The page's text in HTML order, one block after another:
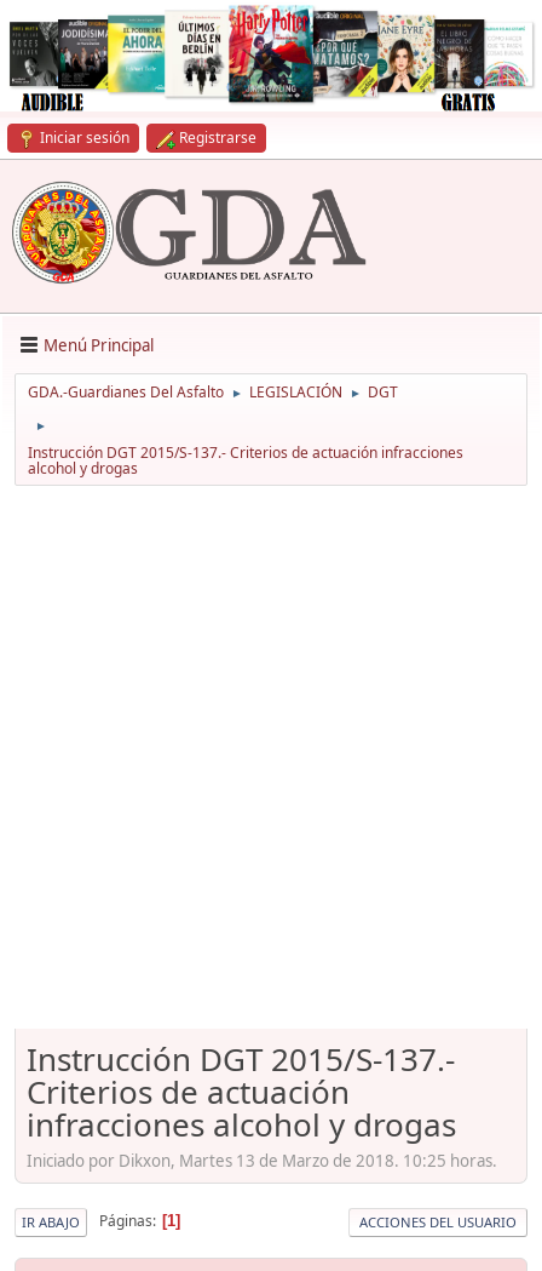
Iniciar sesión Registrarse
Menú Principal
GDA.-Guardianes Del Asfalto ► LEGISLACIÓN ► DGT
►
Instrucción DGT 2015/S-137.- Criterios de actuación infracciones
alcohol y drogas
Instrucción DGT 2015/S-137.-
Criterios de actuación
infracciones alcohol y drogas
Iniciado por Dikxon, Martes 13 de Marzo de 2018. 10:25 horas.
IR ABAJO Páginas 1 ACCIONES DEL USUARIO